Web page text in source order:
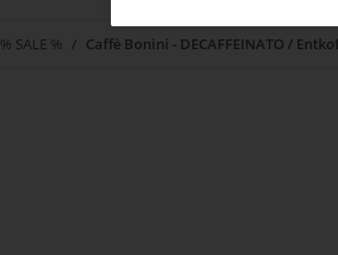
% SALE % Caffè Bonini - DECAFFEINATO /